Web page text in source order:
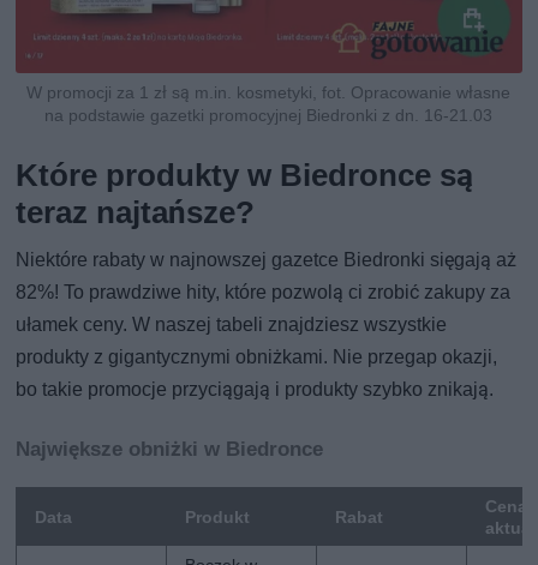
W promocji za 1 zł są m.in. kosmetyki, fot. Opracowanie własne
na podstawie gazetki promocyjnej Biedronki z dn. 16-21.03
Które produkty w Biedronce są
teraz najtańsze?
Niektóre rabaty w najnowszej gazetce Biedronki sięgają aż
82%! To prawdziwe hity, które pozwolą ci zrobić zakupy za
ułamek ceny. W naszej tabeli znajdziesz wszystkie
produkty z gigantycznymi obniżkami. Nie przegap okazji,
bo takie promocje przyciągają i produkty szybko znikają.
Największe obniżki w Biedronce
Data Produkt Rabat
Cena